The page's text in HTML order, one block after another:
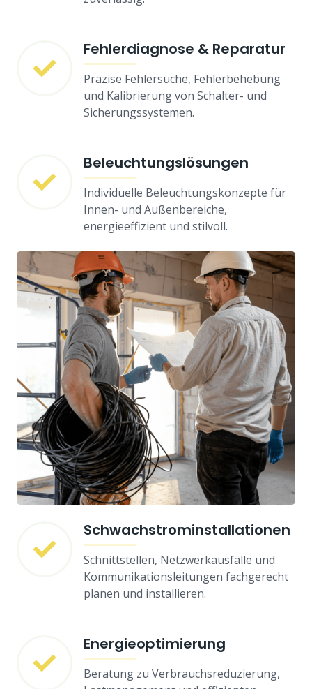
Fehlerdiagnose & Reparatur
Präzise Fehlersuche, Fehlerbehebung
und Kalibrierung von Schalter- und
Sicherungssystemen.
Beleuchtungslösungen
Individuelle Beleuchtungskonzepte für
Innen- und Außenbereiche,
energieeffizient und stilvoll.
Schwachstrominstallationen
Schnittstellen, Netzwerkausfälle und
Kommunikationsleitungen fachgerecht
planen und installieren.
Energieoptimierung
Beratung zu Verbrauchsreduzierung,